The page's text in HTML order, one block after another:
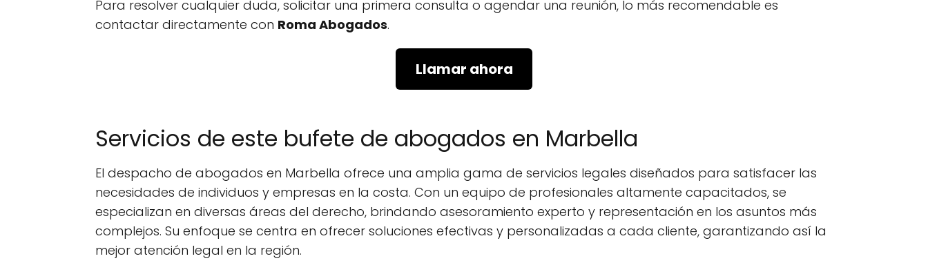
Para resolver cualquier duda, solicitar una primera consulta o agendar una reunión, lo más recomendable es
contactar directamente con Roma Abogados.
Llamar ahora
Servicios de este bufete de abogados en Marbella
El despacho de abogados en Marbella ofrece una amplia gama de servicios legales diseñados para satisfacer las
necesidades de individuos y empresas en la costa. Con un equipo de profesionales altamente capacitados, se
especializan en diversas áreas del derecho, brindando asesoramiento experto y representación en los asuntos más
complejos. Su enfoque se centra en ofrecer soluciones efectivas y personalizadas a cada cliente, garantizando así la
mejor atención legal en la región.